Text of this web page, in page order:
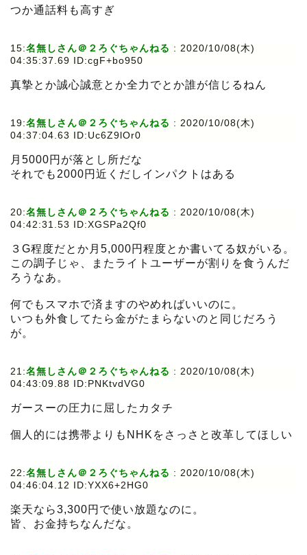
つか通話料も高すぎ
15:名無しさん＠２ろぐちゃんねる : 2020/10/08(木)
04:35:37.69 ID:cgF+bo950
真摯とか誠心誠意とか全力でとか誰が信じるねん
19:名無しさん＠２ろぐちゃんねる : 2020/10/08(木)
04:37:04.63 ID:Uc6Z9lOr0
月5000円が落とし所だな
それでも2000円近くだしインパクトはある
20:名無しさん＠２ろぐちゃんねる : 2020/10/08(木)
04:42:31.53 ID:XGSPa2Qf0
３G程度だとか月5,000円程度とか書いてる奴がいる。
この調子じゃ、またライトユーザーが割りを食うんだ
ろうなあ。
何でもスマホで済ますのやめればいいのに。
いつも外食してたら金がたまらないのと同じだろう
が。
21:名無しさん＠２ろぐちゃんねる : 2020/10/08(木)
04:43:09.88 ID:PNKtvdVG0
ガースーの圧力に屈したカタチ
個人的には携帯よりもNHKをさっさと改革してほしい
22:名無しさん＠２ろぐちゃんねる : 2020/10/08(木)
04:46:04.12 ID:YXX6+2HG0
楽天なら3,300円で使い放題なのに。
皆、お金持ちなんだな。